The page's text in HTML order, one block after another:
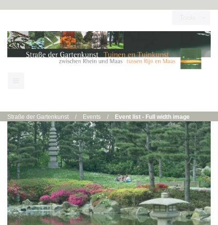
Straße der Gartenkunst / Events / Event list - Full width image